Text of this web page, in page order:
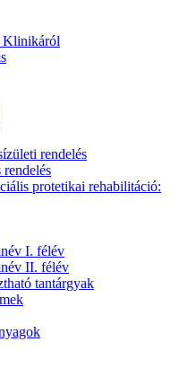
Klinikáról
rendelés
rendelés
protetikai rehabilitáció:
I. félév
II. félév
tantárgyak